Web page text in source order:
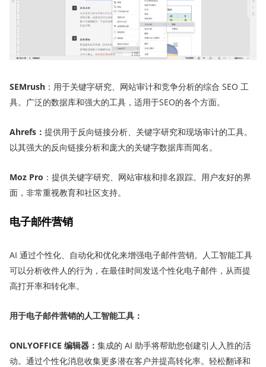
SEMrush ：用于关键字研究、网站审计和竞争分析的综合 SEO 工
具。广泛的数据库和强大的工具，适用于SEO的各个方面。
Ahrefs ： 提供用于反向链接分析、关键字研究和现场审计的工具。
以其强大的反向链接分析和庞大的关键字数据库而闻名。
Moz Pro ：提供关键字研究、网站审核和排名跟踪。用户友好的界
面，非常重视教育和社区支持。
电子邮件营销
AI 通过个性化、自动化和优化来增强电子邮件营销。人工智能工具
可以分析收件人的行为，在最佳时间发送个性化电子邮件，从而提
高打开率和转化率。
用于电子邮件营销的人工智能工具：
ONLYOFFICE 编辑器 ： 集成的 AI 助手将帮助您创建引人入胜的活
动。通过个性化消息收集更多潜在客户并提高转化率。轻松翻译和